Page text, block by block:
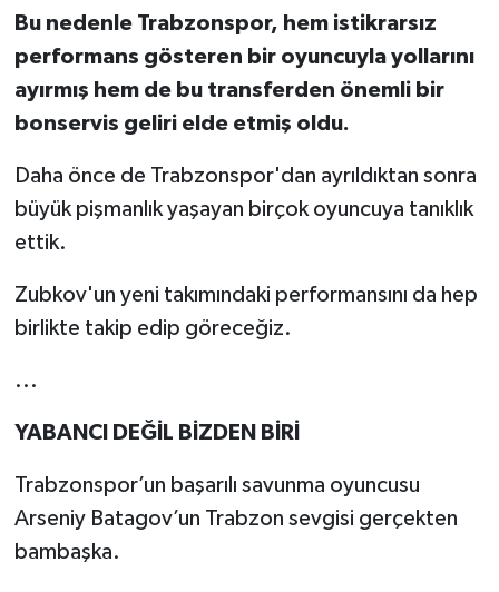
Bu nedenle Trabzonspor, hem istikrarsız
performans gösteren bir oyuncuyla yollarını
ayırmış hem de bu transferden önemli bir
bonservis geliri elde etmiş oldu.
Daha önce de Trabzonspor'dan ayrıldıktan sonra
büyük pişmanlık yaşayan birçok oyuncuya tanıklık
ettik.
Zubkov'un yeni takımındaki performansını da hep
birlikte takip edip göreceğiz.
...
YABANCI DEĞİL BİZDEN BİRİ
Trabzonspor’un başarılı savunma oyuncusu
Arseniy Batagov’un Trabzon sevgisi gerçekten
bambaşka.